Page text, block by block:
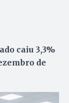
caiu 3,3%
de